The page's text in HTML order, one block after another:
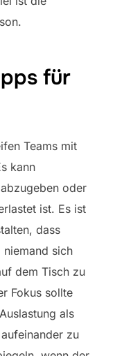
für
Teams mit
kann
oder
ist. Es ist
dass
niemand sich
dem Tisch zu
Fokus sollte
als
zu